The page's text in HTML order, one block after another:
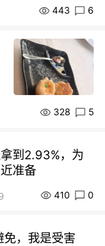
443 6
328 5
到2.93%，为
准备
410 0
，我是受害